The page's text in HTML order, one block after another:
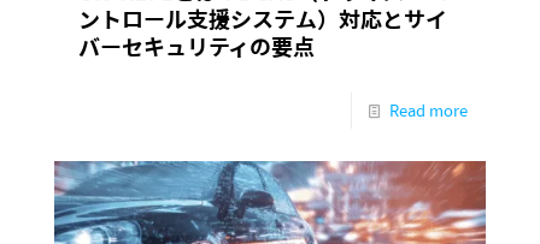
ントロール支援システム）対応とサイ
バーセキュリティの要点
Read more